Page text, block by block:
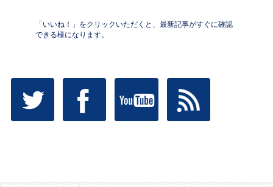
「いいね！」をクリックいただくと、最新記事がすぐに確認
できる様になります。